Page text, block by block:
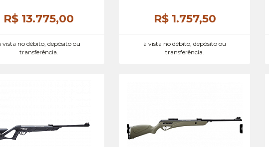
R$ 13.775,00
vista no débito, depósito ou
transferência.
R$ 1.757,50
à vista no débito, depósito ou
transferência.